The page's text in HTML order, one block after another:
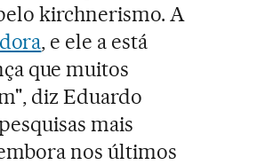
kirchnerismo. A
, e ele a está
que muitos
diz Eduardo
mais
nos últimos